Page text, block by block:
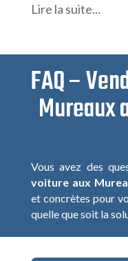
Lire la suite...
FAQ –
Mureaux
Vous avez des
voiture aux
et concrètes pour
quelle que soit la